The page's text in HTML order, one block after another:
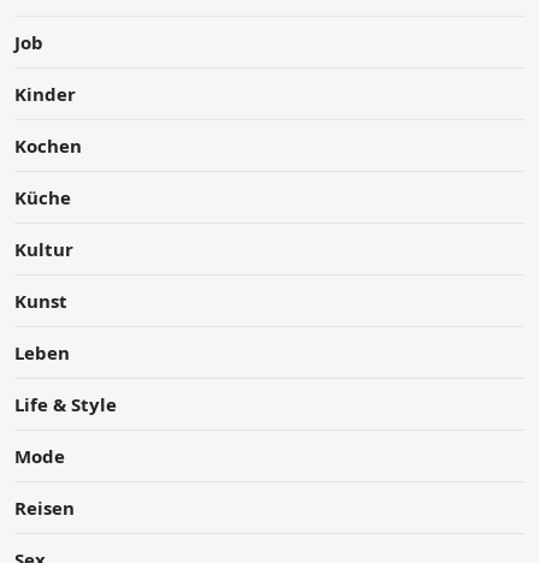
Job
Kinder
Kochen
Küche
Kultur
Kunst
Leben
Life & Style
Mode
Reisen